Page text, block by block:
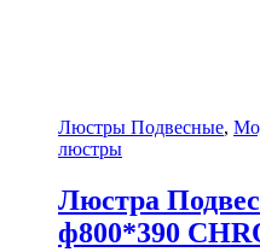
Люстры Подвесные,
люстры
Люстра
ф800*390